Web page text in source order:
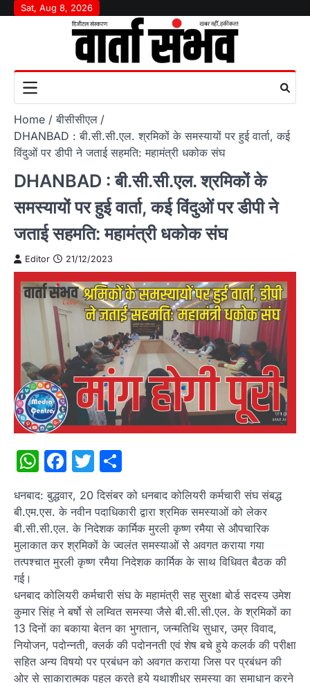
SkipSat, Aug 8, 2026
Home
बीसीसीएल
DHANBAD : बी.सी.सी.एल. श्रमिकों के समस्यायों पर हुई वार्ता, कई
विंदुओं पर डीपी ने जताई सहमति: महामंत्री धकोक संघ
DHANBAD : बी.सी.सी.एल. श्रमिकों के
समस्यायों पर हुई वार्ता, कई विंदुओं पर डीपी ने
जताई सहमति: महामंत्री धकोक संघ
Editor 21/12/2023
WhatsApp
Facebook
Twitter
धनबाद: बुद्धवार, 20 दिसंबर को धनबाद कोलियरी कर्मचारी संघ संबद्ध
बी.एम.एस. के नवीन पदाधिकारी द्वारा श्रमिक समस्याओं को लेकर
बी.सी.सी.एल. के निदेशक कार्मिक मुरली कृष्ण रमैया से औपचारिक
मुलाकात कर श्रमिकों के ज्वलंत समस्याओं सेे अवगत कराया गया
तत्पश्चात मुरली कृष्ण रमैया निदेशक कार्मिक के साथ विधिवत बैठक की
गई।
धनबाद कोलियरी कर्मचारी संघ के महामंत्री सह सुरक्षा बोर्ड सदस्य उमेश
कुमार सिंह ने बर्षो से लम्वित समस्या जैसे बी.सी.सी.एल. के श्रमिकों का
13 दिनों का बकाया बेतन का भुगतान, जन्मतिथि सुधार, उम्र विवाद,
नियोजन, पदोन्नती, क्लर्क की पदोननती एवं शेष बचे हुये कलर्क की परीक्षा
सहित अन्य विषयो पर प्रबंधन को अवगत कराया जिस पर प्रबंधन की
ओर से साकारात्मक पहल करते हुये यथाशीध्र समस्या का समाधान करने